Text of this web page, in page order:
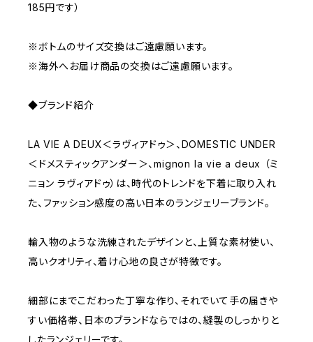
185円です）
※ボトムのサイズ交換はご遠慮願います。
※海外へお届け商品の交換はご遠慮願います。
◆ブランド紹介
LA VIE A DEUX＜ラヴィアドゥ＞、DOMESTIC UNDER
＜ドメスティックアンダー＞、mignon la vie a deux （ミ
ニョン ラヴィアドゥ）は、時代のトレンドを下着に取り入れ
た、ファッション感度の高い日本のランジェリーブランド。
輸入物のような洗練されたデザインと、上質な素材使い、
高いクオリティ、着け心地の良さが特徴です。
細部にまでこだわった丁寧な作り、それでいて手の届きや
すい価格帯、日本のブランドならではの、縫製のしっかりと
したランジェリーです。